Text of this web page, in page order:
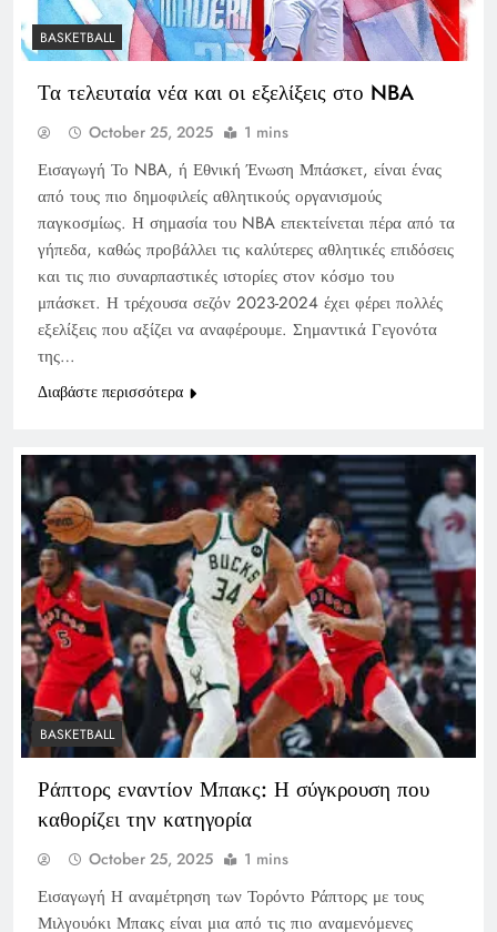
BASKETBALL
Τα τελευταία νέα και οι εξελίξεις στο NBA
October 25, 2025 1 mins
Εισαγωγή Το NBA, ή Εθνική Ένωση Μπάσκετ, είναι ένας
από τους πιο δημοφιλείς αθλητικούς οργανισμούς
παγκοσμίως. Η σημασία του NBA επεκτείνεται πέρα από τα
γήπεδα, καθώς προβάλλει τις καλύτερες αθλητικές επιδόσεις
και τις πιο συναρπαστικές ιστορίες στον κόσμο του
μπάσκετ. Η τρέχουσα σεζόν 2023-2024 έχει φέρει πολλές
εξελίξεις που αξίζει να αναφέρουμε. Σημαντικά Γεγονότα
της…
Διαβάστε περισσότερα
BASKETBALL
Ράπτορς εναντίον Μπακς: Η σύγκρουση που
καθορίζει την κατηγορία
October 25, 2025 1 mins
Εισαγωγή Η αναμέτρηση των Τορόντο Ράπτορς με τους
Μιλγουόκι Μπακς είναι μια από τις πιο αναμενόμενες